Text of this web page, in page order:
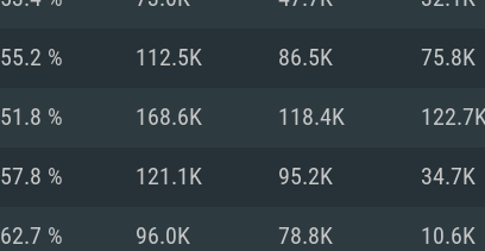
운영체제: Windows 10/11 (64 bit)
프로세서: Intel Core i5 또는 Ryzen
메모리: 16 GB 이상
그래픽 카드: DirectX 11 이상을 지
운영체제: Mac OS Big Sur 11.0
프로세서: Core i7 (Intel Xeon 은
운영체제: Ubuntu 20.04 64bit
프로세서: Intel Core i7
메모리: 16 GB
그래픽 카드: Vulkan 을 지원하고,
55.2 % 112.5K 86.5K 75.8K
51.8 % 168.6K 118.4K
57.8 % 121.1K 95.2K 34.7K
62.7 % 96.0K 78.8K 10.6K